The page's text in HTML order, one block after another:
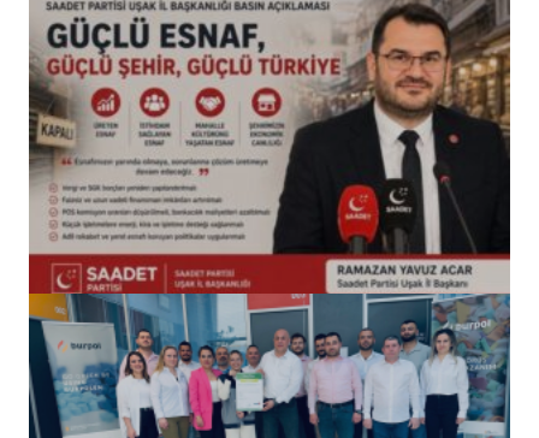
(başlıksız)
Alaattin Karahan tarafından 14/07/2026